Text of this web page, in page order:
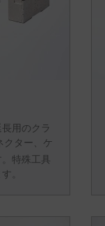
用のクラ
クター、ケ
特殊工具
。